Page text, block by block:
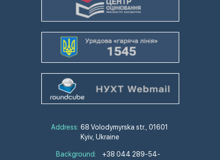
Address: 68 Volodymyrska str., 01601
Kyiv, Ukraine
Background:
+38 044 289-54-